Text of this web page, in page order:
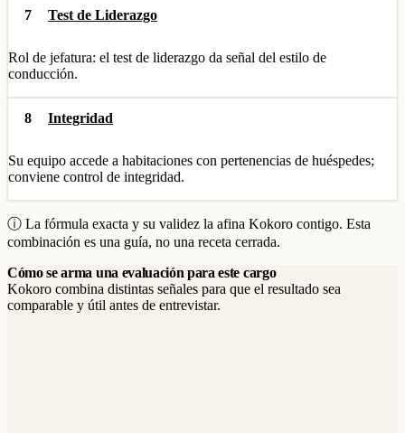
7 Test de Liderazgo
Rol de jefatura: el test de liderazgo da señal del estilo de
conducción.
8 Integridad
Su equipo accede a habitaciones con pertenencias de huéspedes;
conviene control de integridad.
ⓘ La fórmula exacta y su validez la afina Kokoro contigo. Esta
combinación es una guía, no una receta cerrada.
Cómo se arma una evaluación para este cargo
Kokoro combina distintas señales para que el resultado sea
comparable y útil antes de entrevistar.